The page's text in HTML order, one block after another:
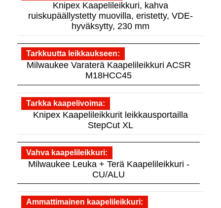
Knipex Kaapelileikkuri, kahva
ruiskupäällystetty muovilla, eristetty, VDE-
hyväksytty, 230 mm
Tarkkuutta leikkaukseen
Milwaukee Varaterä Kaapelileikkuri ACSR
M18HCC45
Tarkka kaapelivoima
Knipex Kaapelileikkurit leikkausportailla
StepCut XL
Vahva kaapelileikkuri
Milwaukee Leuka + Terä Kaapelileikkuri -
CU/ALU
Ammattimainen kaapelileikkuri